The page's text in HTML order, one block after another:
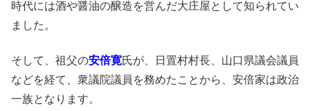
時代には酒や醤油の醸造を営んだ大庄屋として知られてい
ました。
そして、祖父の安倍寛氏が、日置村村長、山口県議会議員
などを経て、衆議院議員を務めたことから、安倍家は政治
一族となります。